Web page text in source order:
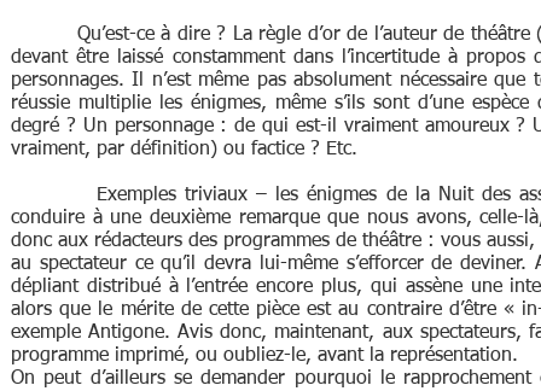
Qu’est-ce à dire ? La règle d’or de l’auteur de théâtre
devant être laissé constamment dans l’incertitude à
personnages. Il n’est même pas absolument nécessaire
réussie multiplie les énigmes, même s’ils sont d’une
degré ? Un personnage : de qui est-il vraiment amoureux ?
vraiment, par définition) ou factice ? Etc.
Exemples triviaux – les énigmes de la Nuit des
conduire à une deuxième remarque que nous avons,
donc aux rédacteurs des programmes de théâtre : vous
au spectateur ce qu’il devra lui-même s’efforcer de
dépliant distribué à l’entrée encore plus, qui assène une
alors que le mérite de cette pièce est au contraire d’être «
exemple Antigone. Avis donc, maintenant, aux spectateurs,
programme imprimé, ou oubliez-le, avant la représentation.
On peut d’ailleurs se demander pourquoi le